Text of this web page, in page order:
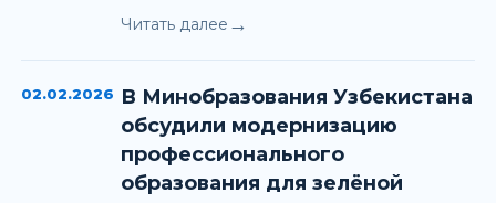
Читать далее →
02.02.2026 В Минобразования Узбекистана
обсудили модернизацию
профессионального
образования для зелёной